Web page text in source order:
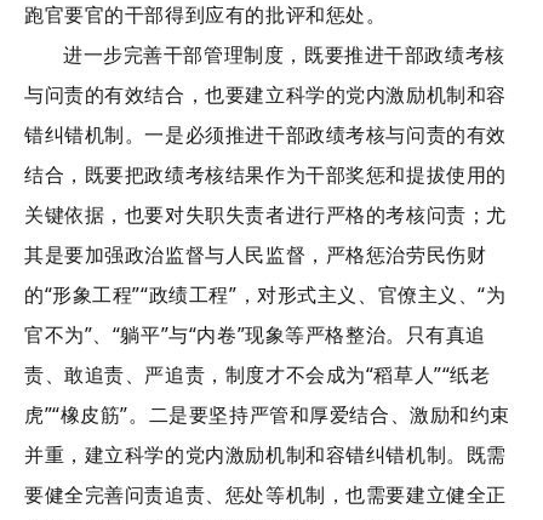
跑官要官的干部得到应有的批评和惩处。
进一步完善干部管理制度，既要推进干部政绩考核
与问责的有效结合，也要建立科学的党内激励机制和容
错纠错机制。一是必须推进干部政绩考核与问责的有效
结合，既要把政绩考核结果作为干部奖惩和提拔使用的
关键依据，也要对失职失责者进行严格的考核问责；尤
其是要加强政治监督与人民监督，严格惩治劳民伤财
的“形象工程”“政绩工程”，对形式主义、官僚主义、“为
官不为”、“躺平”与“内卷”现象等严格整治。只有真追
责、敢追责、严追责，制度才不会成为“稻草人”“纸老
虎”“橡皮筋”。二是要坚持严管和厚爱结合、激励和约束
并重，建立科学的党内激励机制和容错纠错机制。既需
要健全完善问责追责、惩处等机制，也需要建立健全正